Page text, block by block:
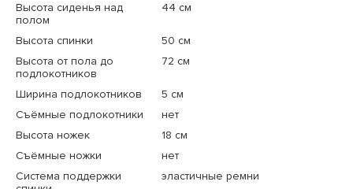
Высота сиденья над
полом
44 см
Высота спинки
50 см
Высота от пола до
подлокотников
72 см
Ширина подлокотников
5 см
Съёмные подлокотники
нет
Высота ножек
18 см
Съёмные ножки
нет
Система поддержки
эластичные ремни